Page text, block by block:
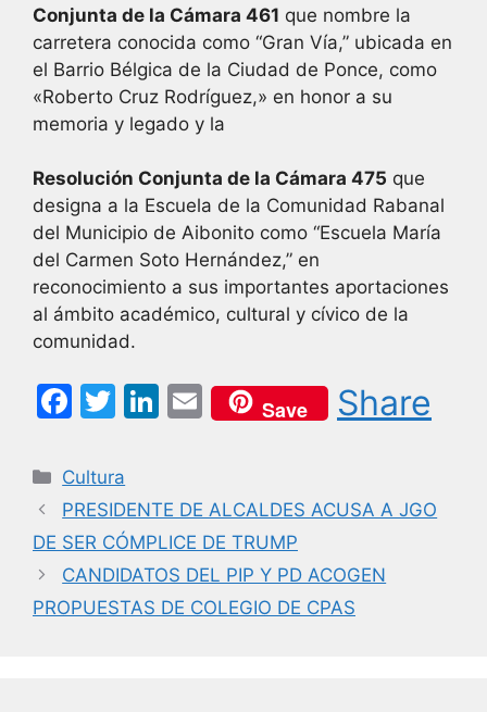
Conjunta de la Cámara 461 que nombre la
carretera conocida como “Gran Vía,” ubicada en
el Barrio Bélgica de la Ciudad de Ponce, como
«Roberto Cruz Rodríguez,» en honor a su
memoria y legado y la
Resolución Conjunta de la Cámara 475 que
designa a la Escuela de la Comunidad Rabanal
del Municipio de Aibonito como “Escuela María
del Carmen Soto Hernández,” en
reconocimiento a sus importantes aportaciones
al ámbito académico, cultural y cívico de la
comunidad.
F
c
e
b
o
o
T
itt
er
Li
e
dI
n
E
m
l
Save Share
Categorías
Cultura
PRESIDENTE DE ALCALDES ACUSA A JGO
DE SER CÓMPLICE DE TRUMP
CANDIDATOS DEL PIP Y PD ACOGEN
PROPUESTAS DE COLEGIO DE CPAS